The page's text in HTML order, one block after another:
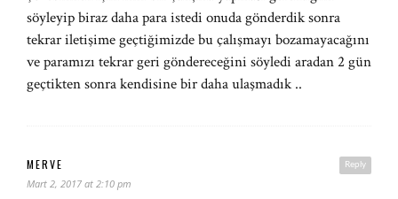
söyleyip biraz daha para istedi onuda gönderdik sonra
tekrar iletişime geçtiğimizde bu çalışmayı bozamayacağını
ve paramızı tekrar geri göndereceğini söyledi aradan 2 gün
geçtikten sonra kendisine bir daha ulaşmadık ..
Reply
MERVE
Mart 2, 2017 at 2:10 pm